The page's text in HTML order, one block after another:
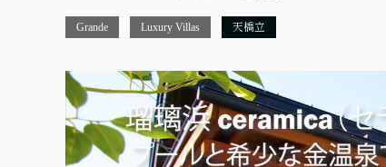
Grande Luxury Villas 天橋立